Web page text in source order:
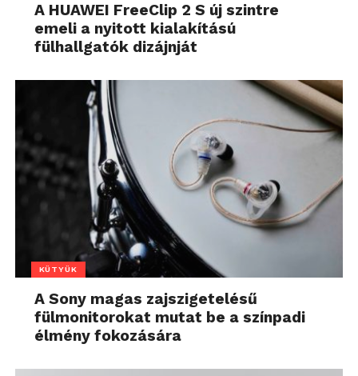
A HUAWEI FreeClip 2 S új szintre
emeli a nyitott kialakítású
fülhallgatók dizájnját
KÜTYÜK
A Sony magas zajszigetelésű
fülmonitorokat mutat be a színpadi
élmény fokozására